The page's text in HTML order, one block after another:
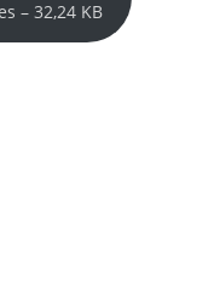
– 32,24 KB